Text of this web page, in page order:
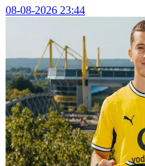
08-08-2026 23:44